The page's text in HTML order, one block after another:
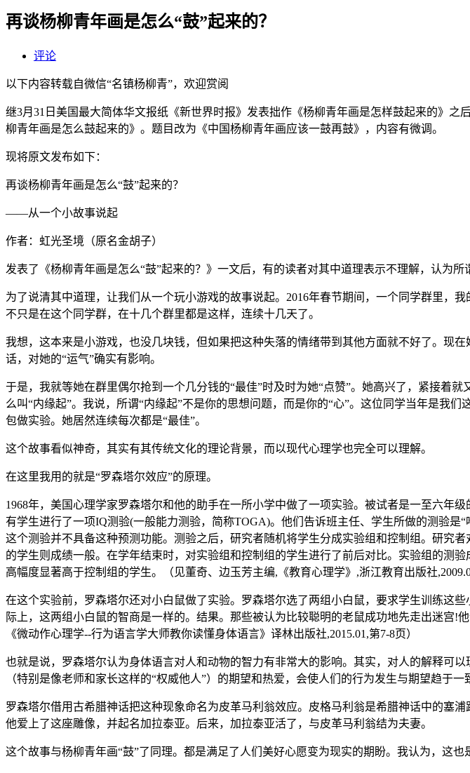
再谈杨柳青年画是怎么“鼓”起来的？
评论
以下内容转载自微信“名镇杨柳青”，欢迎赏阅
继3月31日美国最大简体华文报纸《新世界时报》发表拙作《杨柳青年画是怎样鼓起来的》
柳青年画是怎么鼓起来的》。题目改为《中国杨柳青年画应该一鼓再鼓》，内容有微调。
现将原文发布如下：
再谈杨柳青年画是怎么“鼓”起来的？
——从一个小故事说起
作者：虹光圣境（原名金胡子）
发表了《杨柳青年画是怎么“鼓”起来的？》一文后，有的读者对其中道理表示不理解，认为
为了说清其中道理，让我们从一个玩小游戏的故事说起。2016年春节期间，一个同学群里，
不只是在这个同学群，在十几个群里都是这样，连续十几天了。
我想，这本来是小游戏，也没几块钱，但如果把这种失落的情绪带到其他方面就不好了。现
话，对她的“运气”确实有影响。
于是，我就等她在群里偶尔抢到一个几分钱的“最佳”时及时为她“点赞”。她高兴了，紧接着
么叫“内缘起”。我说，所谓“内缘起”不是你的思想问题，而是你的“心”。这位同学当年是我
包做实验。她居然连续每次都是“最佳”。
这个故事看似神奇，其实有其传统文化的理论背景，而以现代心理学也完全可以理解。
在这里我用的就是“罗森塔尔效应”的原理。
1968年，美国心理学家罗森塔尔和他的助手在一所小学中做了一项实验。被试者是一至六年
有学生进行了一项IQ测验(一般能力测验，简称TOGA)。他们告诉班主任、学生所做的测验是
这个测验并不具备这种预测功能。测验之后，研究者随机将学生分成实验组和控制组。研究
的学生则成绩一般。在学年结束时，对实验组和控制组的学生进行了前后对比。实验组的测
高幅度显著高于控制组的学生。（见董奇、边玉芳主编,《教育心理学》,浙江教育出版社
在这个实验前，罗森塔尔还对小白鼠做了实验。罗森塔尔选了两组小白鼠，要求学生训练这
际上，这两组小白鼠的智商是一样的。结果。那些被认为比较聪明的老鼠成功地先走出迷
《微动作心理学--行为语言学大师教你读懂身体语言》译林出版社,2015.01,第7-8页）
也就是说，罗森塔尔认为身体语言对人和动物的智力有非常大的影响。其实，对人的解释可
（特别是像老师和家长这样的“权威他人”）的期望和热爱，会使人们的行为发生与期望趋于一
罗森塔尔借用古希腊神话把这种现象命名为皮革马利翁效应。皮格马利翁是希腊神话中的塞
他爱上了这座雕像，并起名加拉泰亚。后来，加拉泰亚活了，与皮革马利翁结为夫妻。
这个故事与杨柳青年画“鼓”了同理。都是满足了人们美好心愿变为现实的期盼。我认为，这也